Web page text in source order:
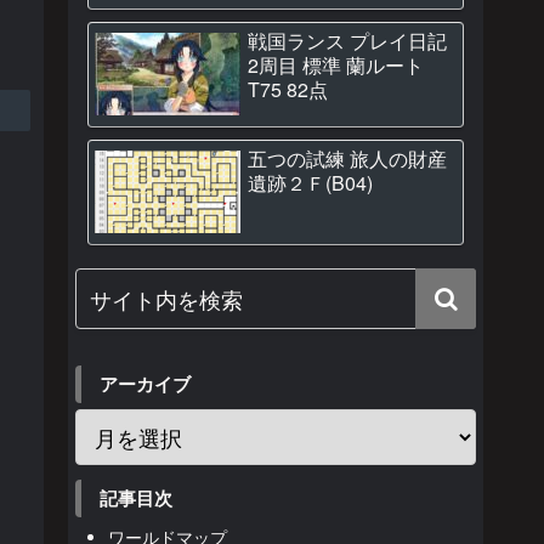
戦国ランス プレイ日記
2周目 標準 蘭ルート
T75 82点
五つの試練 旅人の財産
遺跡２Ｆ(B04)
アーカイブ
記事目次
ワールドマップ